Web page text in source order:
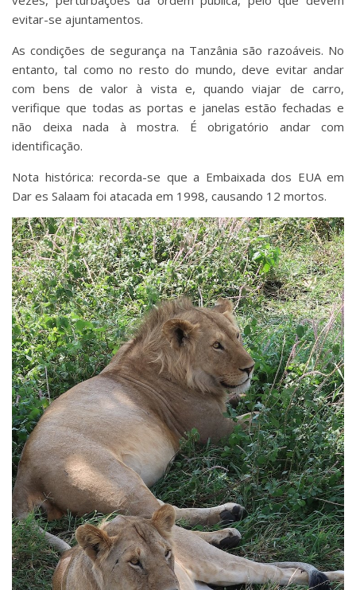
evitar-se ajuntamentos.
As condições de segurança na Tanzânia são razoáveis. No
entanto, tal como no resto do mundo, deve evitar andar
com bens de valor à vista e, quando viajar de carro,
verifique que todas as portas e janelas estão fechadas e
não deixa nada à mostra. É obrigatório andar com
identificação.
Nota histórica: recorda-se que a Embaixada dos EUA em
Dar es Salaam foi atacada em 1998, causando 12 mortos.